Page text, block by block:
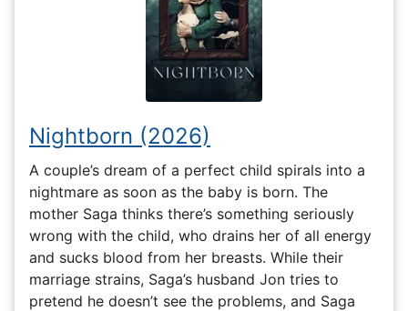
Nightborn (2026)
A couple’s dream of a perfect child spirals into a
nightmare as soon as the baby is born. The
mother Saga thinks there’s something seriously
wrong with the child, who drains her of all energy
and sucks blood from her breasts. While their
marriage strains, Saga’s husband Jon tries to
pretend he doesn’t see the problems, and Saga